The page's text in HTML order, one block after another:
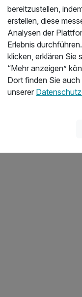
bereitzustellen,
erstellen, diese
Analysen der
Erlebnis
klicken, erklären Sie
“Mehr anzeigen”
Dort finden Sie
unserer